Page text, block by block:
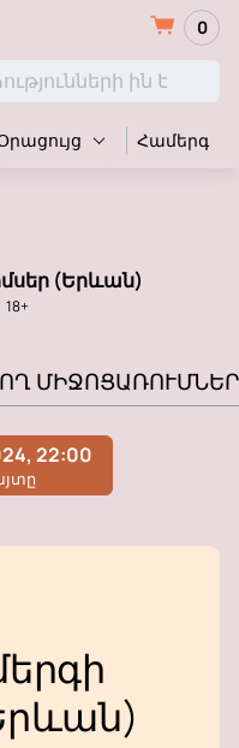
0
Համերգ
(Երևան)
18+
ՄԻՋՈՑԱՌՈՒՄՆԵՐ